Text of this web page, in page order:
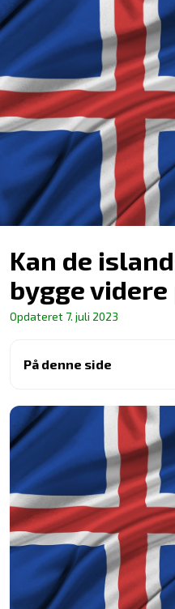
Kan de
bygge videre
Opdateret 7. juli 2023
På denne side